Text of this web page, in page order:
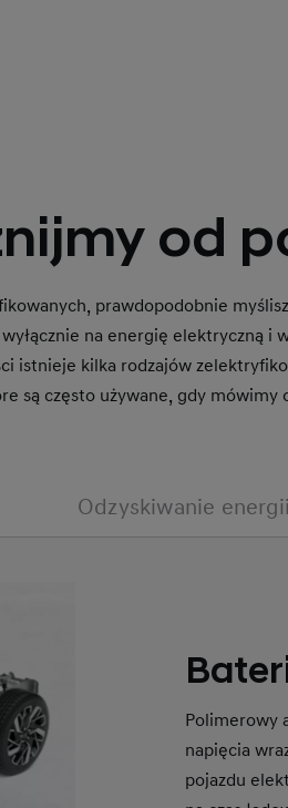
od
prawdopodobnie
na energię elektryczną i
istnieje kilka rodzajów
są często używane, gdy mówimy
Odzyskiwanie energii
Polimerowy
napięcia
pojazdu